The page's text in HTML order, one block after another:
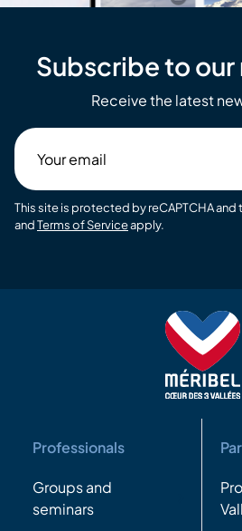
Subscribe to
Receive the latest
email
This site is protected by reCAPTCHA
andTerms of Serviceapply.
Professionals
Groups and
seminars